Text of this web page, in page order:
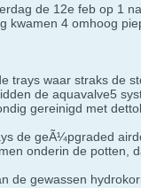
de 12e feb op 1
kwamen 4 omhoog
trays waar straks de
de aquavalve5
gereinigd met
de geÃ¼pgraded
onderin de potten,
de gewassen